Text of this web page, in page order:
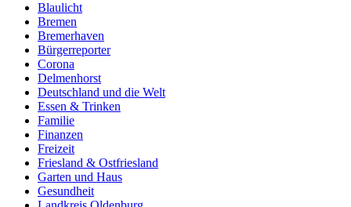
Blaulicht
Bremen
Bremerhaven
Bürgerreporter
Corona
Delmenhorst
Deutschland und die Welt
Essen & Trinken
Familie
Finanzen
Freizeit
Friesland & Ostfriesland
Garten und Haus
Gesundheit